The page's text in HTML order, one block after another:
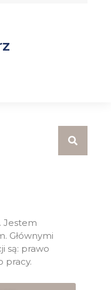
Jestem
Głównymi
są: prawo
pracy.